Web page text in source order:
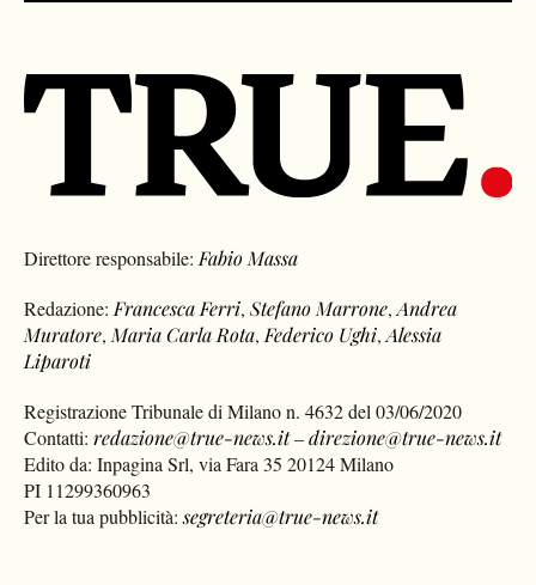
Direttore responsabile: Fabio Massa
Redazione: Francesca Ferri,Stefano Marrone,Andrea
Muratore, Maria Carla Rota, Federico Ughi,Alessia
Liparoti
Registrazione Tribunale di Milano n. 4632 del 03/06/2020
Contatti:redazione@true-news.it–direzione@true-news.it
Edito da: Inpagina Srl, via Fara 35 20124 Milano
PI 11299360963
Per la tua pubblicità:segreteria@true-news.it